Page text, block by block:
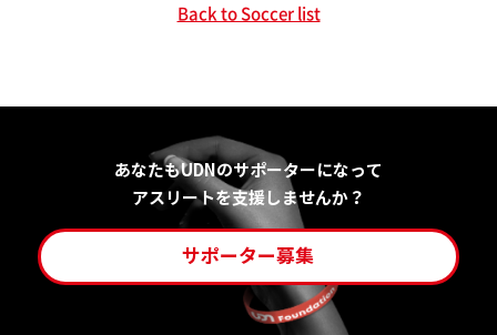
Back to Soccer list
あなたもUDNのサポーターになって
アスリートを支援しませんか？
サポーター募集